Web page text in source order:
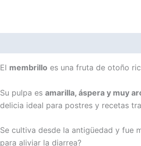
El membrillo es una fruta de otoño
Su pulpa es amarilla, áspera y muy
delicia ideal para postres y recetas
Se cultiva desde la antigüedad y fue
para aliviar la diarrea?